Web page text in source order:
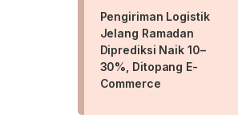
Pengiriman Logistik
Jelang Ramadan
Diprediksi Naik 10–
30%, Ditopang E-
Commerce